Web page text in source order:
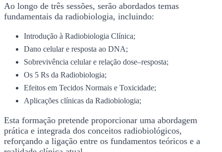
Ao longo de três sessões, serão abordados temas
fundamentais da radiobiologia, incluindo:
Introdução à Radiobiologia Clínica;
Dano celular e resposta ao DNA;
Sobrevivência celular e relação dose–resposta;
Os 5 Rs da Radiobiologia;
Efeitos em Tecidos Normais e Toxicidade;
Aplicações clínicas da Radiobiologia;
Esta formação pretende proporcionar uma abordagem
prática e integrada dos conceitos radiobiológicos,
reforçando a ligação entre os fundamentos teóricos e a